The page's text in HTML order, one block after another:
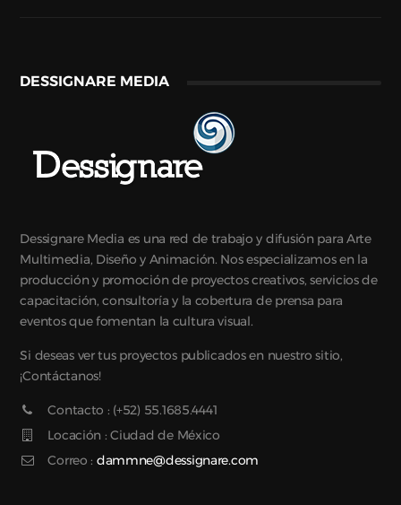
DESSIGNARE MEDIA
Dessignare Media es una red de trabajo y difusión para Arte
Multimedia, Diseño y Animación. Nos especializamos en la
producción y promoción de proyectos creativos, servicios de
capacitación, consultoría y la cobertura de prensa para
eventos que fomentan la cultura visual.
Si deseas ver tus proyectos publicados en nuestro sitio,
¡Contáctanos!
Contacto : (+52) 55.1685.4441
Locación : Ciudad de México
Correo : dammne@dessignare.com